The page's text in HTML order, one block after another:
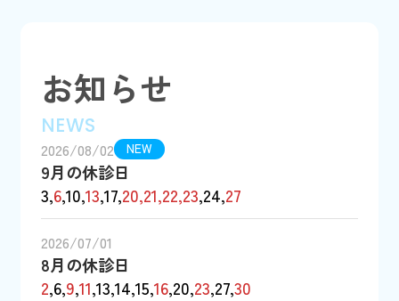
お知らせ
NEWS
2026/08/02 NEW
9月の休診日
3,6,10,13,17,20,21,22,23,24,27
2026/07/01
8月の休診日
2,6,9,11,13,14,15,16,20,23,27,30